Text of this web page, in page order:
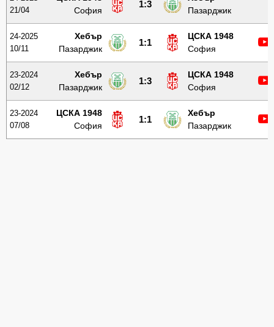
21/04
София
1:3
Пазарджик
24-2025
10/11
Хебър
Пазарджик
1:1
ЦСКА 1948
София
23-2024
02/12
Хебър
Пазарджик
1:3
ЦСКА 1948
София
23-2024
07/08
ЦСКА 1948
София
1:1
Хебър
Пазарджик